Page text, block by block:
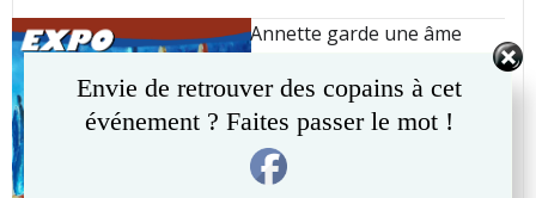
navigationnavigation
Annette garde une âme
enfance, la peinture l’apaise.
Elle croise la route de Wilmet
qui l’initie à l’acrylique et plus
tard, Pélagie Berguin qui lui
Envie de retrouver des copains à cet
événement ? Faites passer le mot !